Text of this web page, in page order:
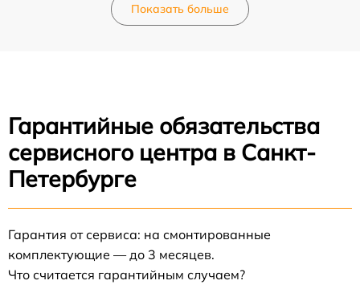
Показать больше
Гарантийные обязательства
сервисного центра в Санкт-
Петербурге
Гарантия от сервиса: на смонтированные
комплектующие — до 3 месяцев.
Что считается гарантийным случаем?